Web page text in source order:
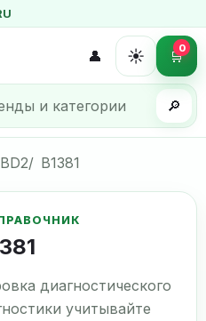
🔎
👤 ☀️ 🛒0
B1381
диагностического
учитывайте